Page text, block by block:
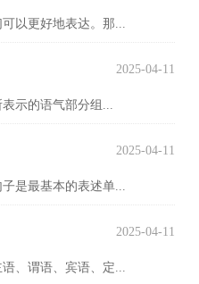
以更好地表达。那...
2025-04-11
示的语气部分组...
2025-04-11
是最基本的表述单...
2025-04-11
、谓语、宾语、定...